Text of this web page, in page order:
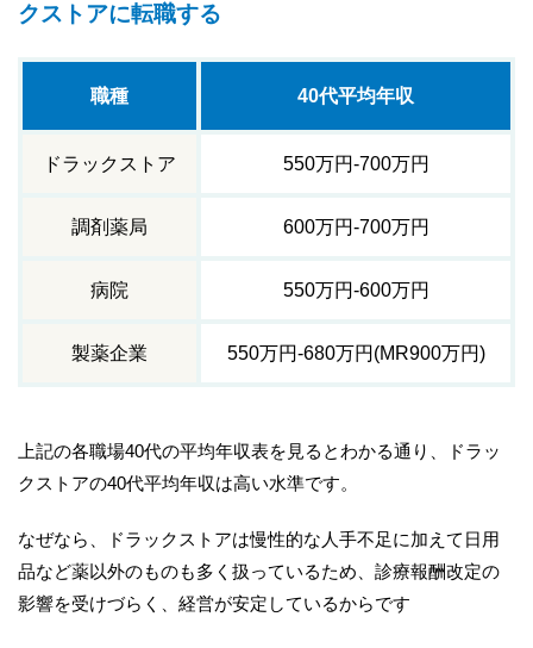
クストアに転職する
職種 40代平均年収
ドラックストア 550万円-700万円
調剤薬局 600万円-700万円
病院 550万円-600万円
製薬企業 550万円-680万円(MR900万円)
上記の各職場40代の平均年収表を見るとわかる通り、ドラッ
クストアの40代平均年収は高い水準です。
なぜなら、ドラックストアは慢性的な人手不足に加えて日用
品など薬以外のものも多く扱っているため、診療報酬改定の
影響を受けづらく、経営が安定しているからです